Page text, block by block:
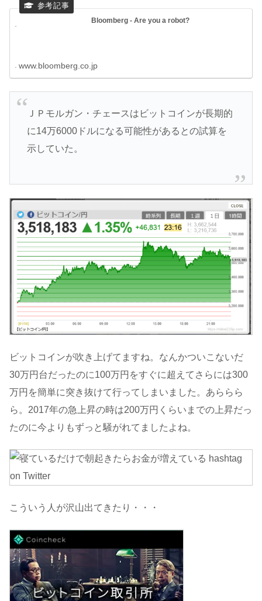
Bloomberg - Are you a robot?
www.bloomberg.co.jp
ＪＰモルガン・チェースはビットコインが長期的
に14万6000ドルになる可能性があるとの試算を
示していた。
ビットコインが吹き上げてますね。なんかついこないだ
30万円台だったのに100万円をすぐに超えてさらには300
万円を簡単に突き抜けて行ってしまいました。あららら
ら。2017年の急上昇の時は200万円くらいまでの上昇だっ
たのに今よりもずっと騒がれてましたよね。
こういう人が沢山出てきたり・・・